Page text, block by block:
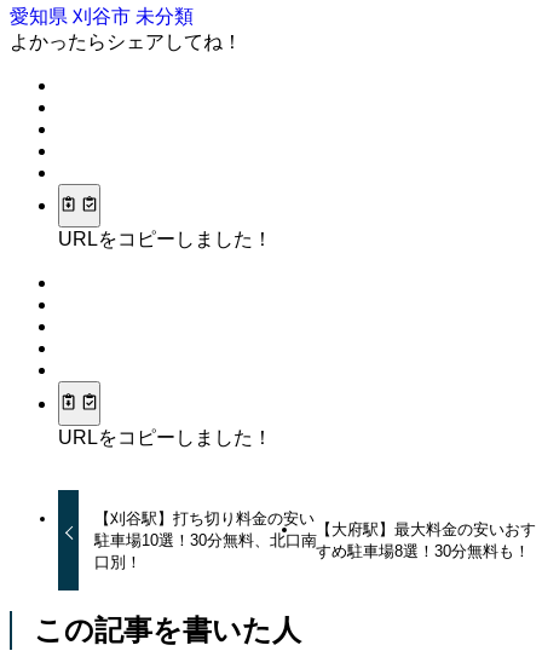
愛知県 刈谷市 未分類
よかったらシェアしてね！
URLをコピーしました！
URLをコピーしました！
【刈谷駅】打ち切り料金の安い
駐車場10選！30分無料、北口南
口別！
【大府駅】最大料金の安いおす
すめ駐車場8選！30分無料も！
この記事を書いた人